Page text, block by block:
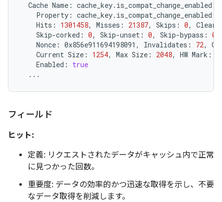
Cache Name:
Property:
Hits:
1301458, Misses: 21387, Skips: 0,
Skip-corked: 0, Skip-unset: 0, Skip-bypass: 0
Nonce: 0x856e911694198091, Invalidates: 72,
Current Size: 1254, Max Size: 2048, HW Mark:
Enabled:
true
フィールド
ヒット:
定義: リクエストされたデータがキャッシュ内で正常
に見つかった回数。
重要度: データの効率的かつ迅速な取得を示し、不要
なデータ取得を削減します。